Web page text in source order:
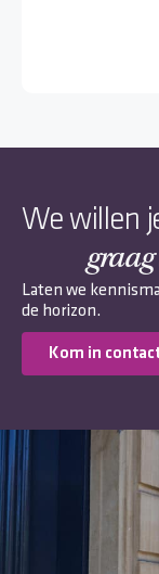
We willen
Laten we
de horizon.
Kom in